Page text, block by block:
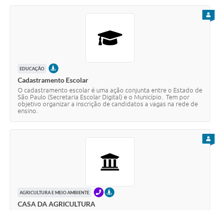
EDUCAÇÃO PRESENCIAL
Cadastramento Escolar
O cadastramento escolar é uma ação conjunta entre o Estado de
São Paulo (Secretaria Escolar Digital) e o Município. Tem por
objetivo organizar a inscrição de candidatos a vagas na rede de
ensino.
AGRICULTURA E MEIO AMBIENTE TELEFONEPRESENCIAL
CASA DA AGRICULTURA